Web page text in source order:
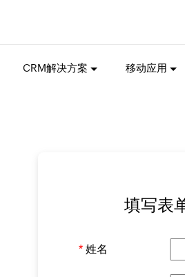
CRM解决方案 移动应用
填写表
*姓名